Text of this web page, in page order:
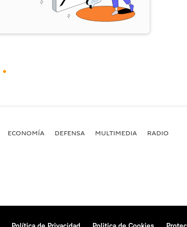
ECONOMÍA DEFENSA MULTIMEDIA RADIO